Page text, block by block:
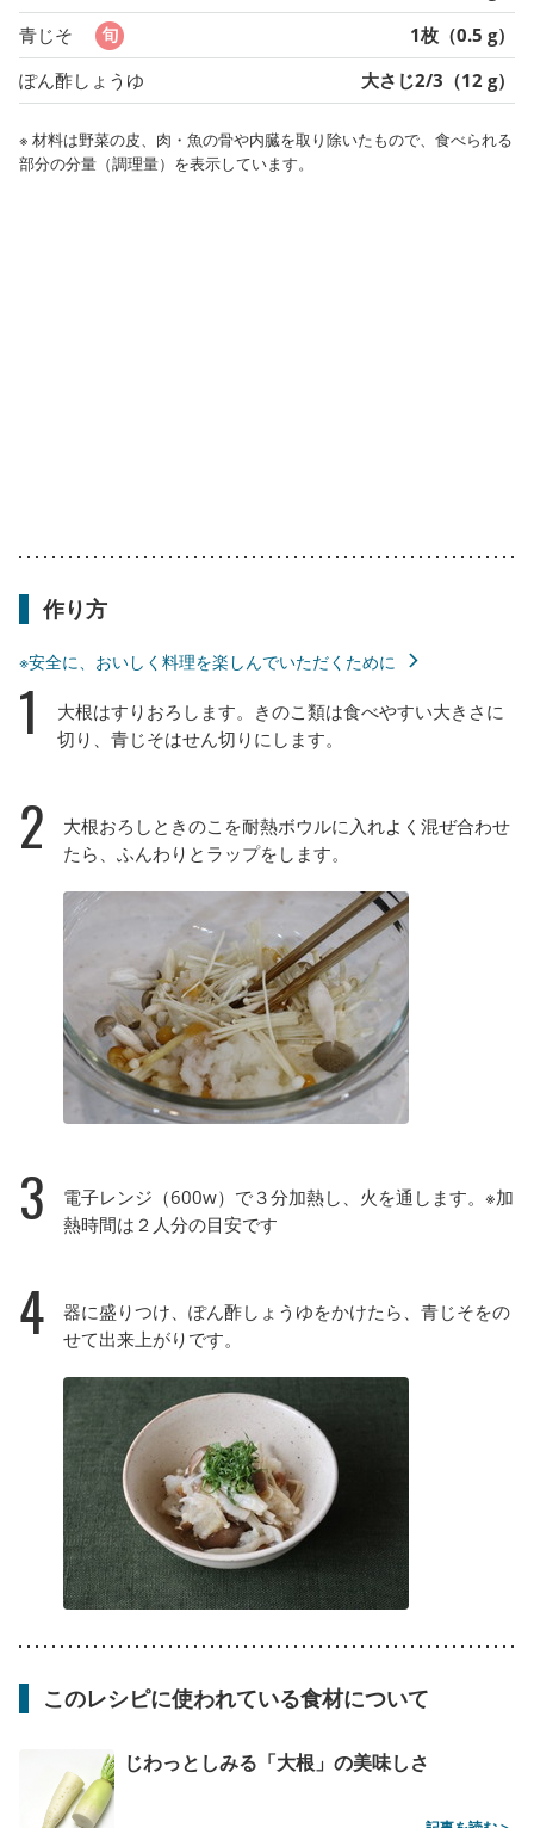
青じそ
1枚（0.5 g）
ぽん酢しょうゆ
大さじ2/3（12 g）
※ 材料は野菜の皮、肉・魚の骨や内臓を取り除いたもので、食べられる
部分の分量（調理量）を表示しています。
作り方
※安全に、おいしく料理を楽しんでいただくために
1
大根はすりおろします。きのこ類は食べやすい大きさに
切り、青じそはせん切りにします。
2
大根おろしときのこを耐熱ボウルに入れよく混ぜ合わせ
たら、ふんわりとラップをします。
3
電子レンジ（600w）で３分加熱し、火を通します。※加
熱時間は２人分の目安です
4
器に盛りつけ、ぽん酢しょうゆをかけたら、青じそをの
せて出来上がりです。
このレシピに使われている食材について
じわっとしみる「大根」の美味しさ